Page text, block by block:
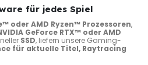
für jedes Spiel
oder AMD Ryzen™ Prozessoren,
GeForce RTX™ oder AMD
SSD, liefern unsere Gaming-
für aktuelle Titel, Raytracing